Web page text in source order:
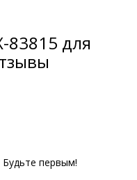
83815 для
первым!